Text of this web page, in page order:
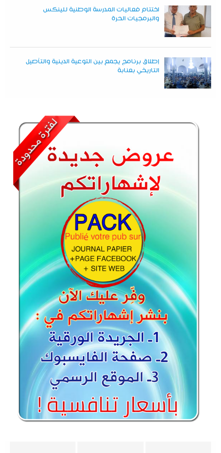
اختتام فعاليات المدرسة الوطنية للينكس
والبرمجيات الحرة
إطلاق برنامج يجمع بين التوعية الدينية والتأصيل
التاريخي بعنابة